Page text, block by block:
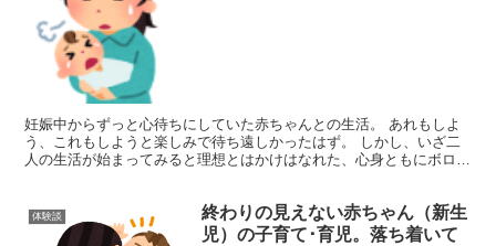
妊娠中からずっと心待ちにしていた赤ちゃんとの生活。 あれもしよ
う、これもしようと楽しみで待ち遠しかったはず。 しかし、いざ二
人の生活が始まってみると理想とはかけはなれた、心身ともにボロボ
体験談
終わりの見えない赤ちゃん（新生
児）の子育て･育児。落ち着いて